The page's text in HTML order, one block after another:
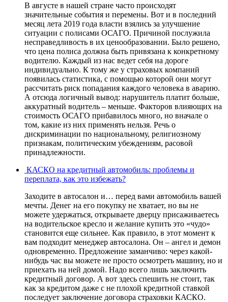
В августе в нашей стране часто происходят
значительные события и перемены. Вот и в последний
месяц лета 2019 года власти взялись за улучшение
ситуации с полисами ОСАГО. Причиной послужила
несправедливость в их ценообразовании. Было решено,
что цена полиса должна быть привязана к конкретному
водителю. Каждый из нас ведет себя на дороге
индивидуально. К тому же у страховых компаний
появилась статистика, с помощью которой они могут
рассчитать риск попадания каждого человека в аварию.
А отсюда логичный вывод: нарушитель платит больше,
аккуратный водитель – меньше. Факторов влияющих на
стоимость ОСАГО прибавилось много, но вначале о
том, какие из них применять нельзя. Речь о
дискриминации по национальному, религиозному
признакам, политическим убеждениям, расовой
принадлежности.
КАСКО на кредитный автомобиль: проблемы и
переплата, как это избежать?
Заходите в автосалон и… перед вами автомобиль вашей
мечты. Денег на его покупку не хватает, но вы не
можете удержаться, открываете дверцу присаживаетесь
на водительское кресло и желание купить это «чудо»
становится еще сильнее. Как правило, в этот момент к
вам подходит менеджер автосалона. Он – ангел и демон
одновременно. Предложение заманчиво: через какой-
нибудь час вы можете не просто осмотреть машину, но и
приехать на ней домой. Надо всего лишь заключить
кредитный договор. А вот здесь спешить не стоит, так
как за кредитом даже с не плохой кредитной ставкой
последует заключение договора страховки КАСКО.